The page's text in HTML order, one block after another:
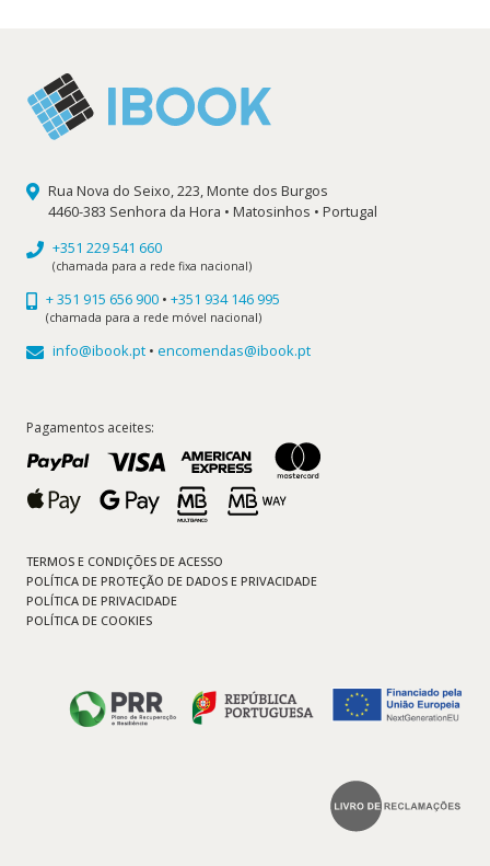
Rua Nova do Seixo, 223, Monte dos Burgos
4460-383 Senhora da Hora • Matosinhos • Portugal
+351 229 541 660
(chamada para a rede fixa nacional)
+ 351 915 656 900 • +351 934 146 995
(chamada para a rede móvel nacional)
info@ibook.pt • encomendas@ibook.pt
Pagamentos aceites:
TERMOS E CONDIÇÕES DE ACESSO
POLÍTICA DE PROTEÇÃO DE DADOS E PRIVACIDADE
POLÍTICA DE PRIVACIDADE
POLÍTICA DE COOKIES